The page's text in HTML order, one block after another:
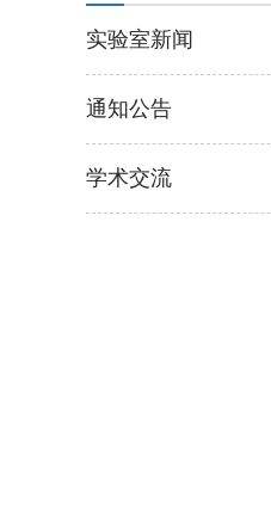
实验室新闻
通知公告
学术交流